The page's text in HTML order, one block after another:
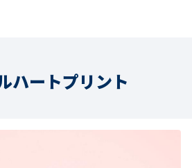
ハートプリント